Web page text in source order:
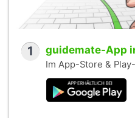
1 guidemate-App
Im App-Store &